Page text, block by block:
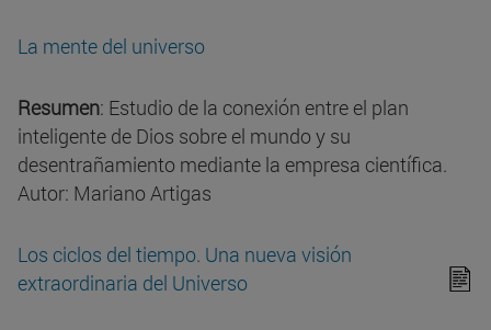
La mente del universo
Resumen: Estudio de la conexión entre el plan
inteligente de Dios sobre el mundo y su
desentrañamiento mediante la empresa científica.
Autor: Mariano Artigas
Los ciclos del tiempo. Una nueva visión
extraordinaria del Universo